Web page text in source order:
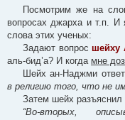
Посмотрим же на
вопросах джарха и т.п. И
слова этих ученых:
Задают вопросшейху
аль-бид’а? И когда мне
Шейх ан-Наджми
в религию того, что не
Затем шейх разъяснил
“Во-вторых,